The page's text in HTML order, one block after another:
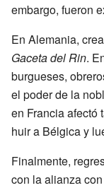
embargo, fueron
En Alemania,
Gaceta del Rin.
burgueses,
el poder de la
en Francia afectó
huir a Bélgica y
Finalmente,
con la alianza